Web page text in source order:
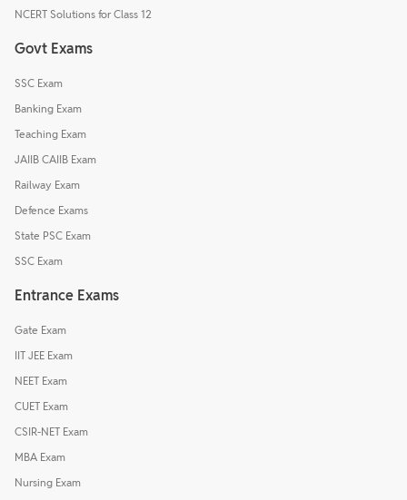
NCERT Solutions for Class 12
Govt Exams
SSC Exam
Banking Exam
Teaching Exam
JAIIB CAIIB Exam
Railway Exam
Defence Exams
State PSC Exam
SSC Exam
Entrance Exams
Gate Exam
IIT JEE Exam
NEET Exam
CUET Exam
CSIR-NET Exam
MBA Exam
Nursing Exam